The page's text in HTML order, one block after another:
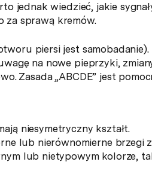
jednak wiedzieć, jakie
za sprawą kremów.
piersi jest
na nowe pieprzyki,
Zasada „ABCDE” jest
niesymetryczny kształt.
lub nierównomierne brzegi
lub nietypowym kolorze,